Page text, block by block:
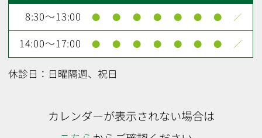
8:30～13:00 ● ● ● ● ● ● ● ／
14:00～17:00 ● ● ● ● ● ● ● ／
休診日：日曜隔週、祝日
カレンダーが表示されない場合は